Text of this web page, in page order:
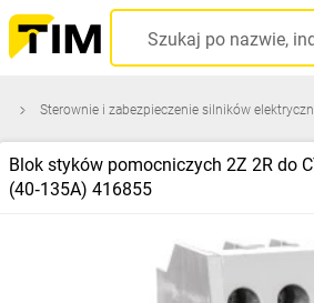
Sterownie i zabezpieczenie silników
Blok styków pomocniczych 2Z 2R do
(40‑135A) 416855